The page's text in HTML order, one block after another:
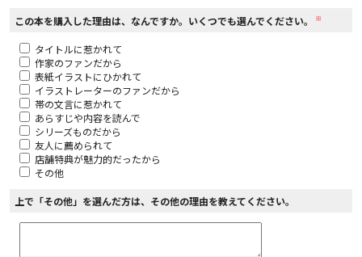
コミックパルフェ
この本を購入した理由は、なんですか。いくつでも選んでください。 ※
タイトルに惹かれて
作家のファンだから
表紙イラストにひかれて
イラストレーターのファンだから
帯の文言に惹かれて
あらすじや内容を読んで
シリーズものだから
友人に薦められて
店舗特典が魅力的だったから
その他
上で「その他」を選んだ方は、その他の理由を教えてください。